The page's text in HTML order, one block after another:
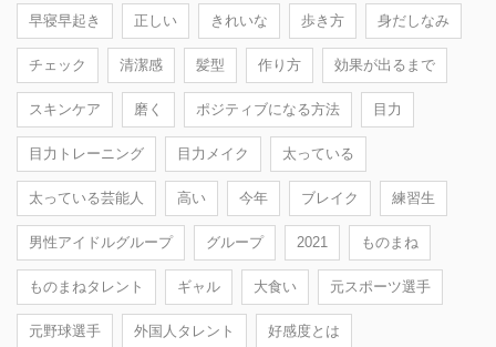
早寝早起き 正しい きれいな 歩き方 身だしなみ
チェック 清潔感 髪型 作り方 効果が出るまで
スキンケア 磨く ポジティブになる方法 目力
目力トレーニング 目力メイク 太っている
太っている芸能人 高い 今年 ブレイク 練習生
男性アイドルグループ グループ 2021 ものまね
ものまねタレント ギャル 大食い 元スポーツ選手
元野球選手 外国人タレント 好感度とは